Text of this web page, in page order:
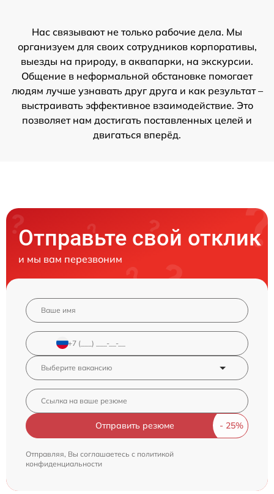
Нас связывают не только рабочие дела. Мы
организуем для своих сотрудников корпоративы,
выезды на природу, в аквапарки, на экскурсии.
Общение в неформальной обстановке помогает
людям лучше узнавать друг друга и как результат –
выстраивать эффективное взаимодействие. Это
позволяет нам достигать поставленных целей и
двигаться вперёд.
Отправьте свой отклик
и мы вам перезвоним
Отправить резюме
Отправляя, Вы соглашаетесь с политикой
конфиденциальности